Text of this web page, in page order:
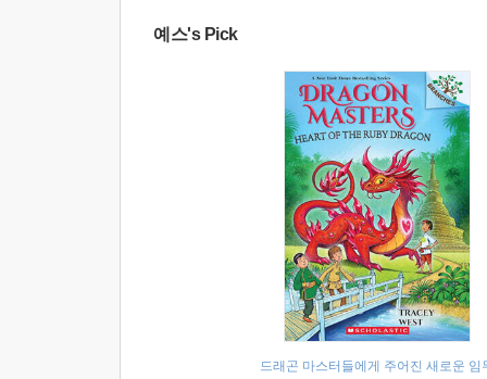
예스's Pick
드래곤 마스터들에게 주어진 새로운 임